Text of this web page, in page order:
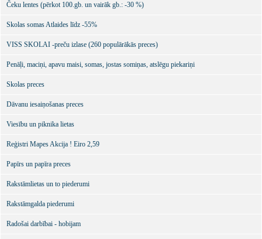
Čeku lentes (pērkot 100.gb. un vairāk gb.: -30 %)
Skolas somas Atlaides līdz -55%
VISS SKOLAI -preču izlase (260 populārākās preces)
Penāļi, maciņi, apavu maisi, somas, jostas somiņas, atslēgu piekariņi
Skolas preces
Dāvanu iesaiņošanas preces
Viesību un piknika lietas
Reģistri Mapes Akcija ! Eiro 2,59
Papīrs un papīra preces
Rakstāmlietas un to piederumi
Rakstāmgalda piederumi
Radošai darbībai - hobijam